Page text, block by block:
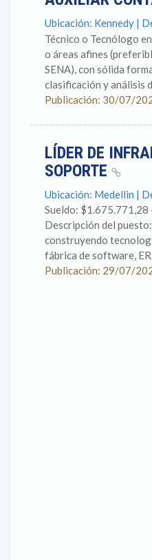
Ubicación: Kennedy |
Técnico o Tecnólogo en
o áreas afines
SENA), con sólida
clasificación y análisis
Publicación: 30/07/
LÍDER DE
SOPORTE
Ubicación: Medellin |
Sueldo: $1.675.771,28
Descripción del
construyendo
fábrica de software,
Publicación: 29/07/